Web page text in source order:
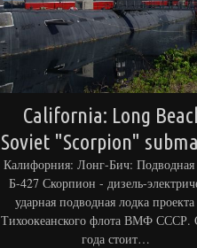
California: Long
Soviet "Scorpion"
Калифорния: Лонг-Бич: Подводная
Б-427 Скорпион - дизель-
ударная подводная лодка проекта
Тихоокеанского флота ВМФ СССР.
года стоит…